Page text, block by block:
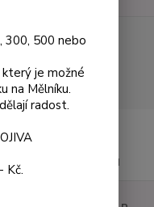
Dostupnost
Varianta
bez DPH
500 nebo
je možné
na Mělníku.
radost.
Kč.